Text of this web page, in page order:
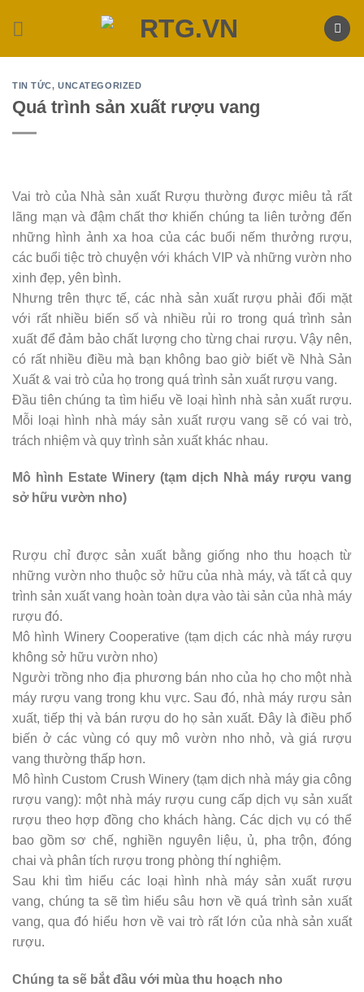
TIN TỨC,UNCATEGORIZED
Quá trình sản xuất rượu vang
Vai trò của Nhà sản xuất Rượu thường được miêu tả rất
lãng mạn và đậm chất thơ khiến chúng ta liên tưởng đến
những hình ảnh xa hoa của các buổi nếm thưởng rượu,
các buổi tiệc trò chuyện với khách VIP và những vườn nho
xinh đẹp, yên bình.
Nhưng trên thực tế, các nhà sản xuất rượu phải đối mặt
với rất nhiều biến số và nhiều rủi ro trong quá trình sản
xuất để đảm bảo chất lượng cho từng chai rượu. Vậy nên,
có rất nhiều điều mà bạn không bao giờ biết về Nhà Sản
Xuất & vai trò của họ trong quá trình sản xuất rượu vang.
Đầu tiên chúng ta tìm hiểu về loại hình nhà sản xuất rượu.
Mỗi loại hình nhà máy sản xuất rượu vang sẽ có vai trò,
trách nhiệm và quy trình sản xuất khác nhau.
Mô hình Estate Winery (tạm dịch Nhà máy rượu vang
sở hữu vườn nho)
Rượu chỉ được sản xuất bằng giống nho thu hoạch từ
những vườn nho thuộc sở hữu của nhà máy, và tất cả quy
trình sản xuất vang hoàn toàn dựa vào tài sản của nhà máy
rượu đó.
Mô hình Winery Cooperative (tạm dịch các nhà máy rượu
không sở hữu vườn nho)
Người trồng nho địa phương bán nho của họ cho một nhà
máy rượu vang trong khu vực. Sau đó, nhà máy rượu sản
xuất, tiếp thị và bán rượu do họ sản xuất. Đây là điều phổ
biến ở các vùng có quy mô vườn nho nhỏ, và giá rượu
vang thường thấp hơn.
Mô hình Custom Crush Winery (tạm dịch nhà máy gia công
rượu vang): một nhà máy rượu cung cấp dịch vụ sản xuất
rượu theo hợp đồng cho khách hàng. Các dịch vụ có thể
bao gồm sơ chế, nghiền nguyên liệu, ủ, pha trộn, đóng
chai và phân tích rượu trong phòng thí nghiệm.
Sau khi tìm hiểu các loại hình nhà máy sản xuất rượu
vang, chúng ta sẽ tìm hiểu sâu hơn về quá trình sản xuất
vang, qua đó hiểu hơn về vai trò rất lớn của nhà sản xuất
rượu.
Chúng ta sẽ bắt đầu với mùa thu hoạch nho